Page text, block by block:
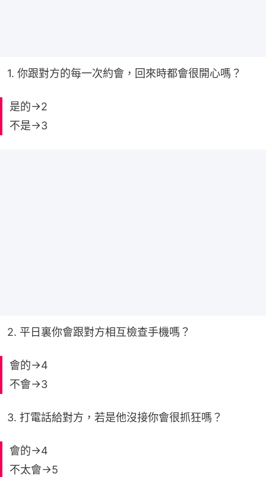
1. 你跟對方的每一次約會，回來時都會很開心嗎？
是的→2
不是→3
2. 平日裏你會跟對方相互檢查手機嗎？
會的→4
不會→3
3. 打電話給對方，若是他沒接你會很抓狂嗎？
會的→4
不太會→5